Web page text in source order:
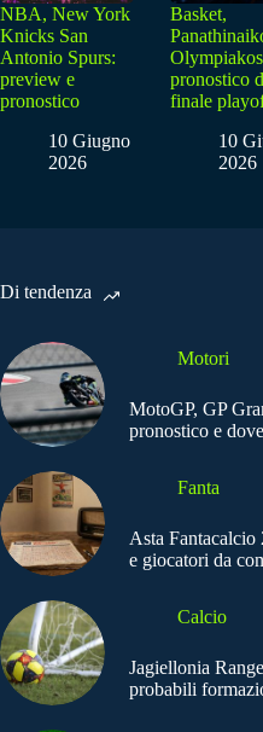
NBA, New York
Knicks San
Antonio Spurs:
preview e
pronostico
10 Giugno
2026
Basket,
pronostico
finale
10
2026
Di tendenza
Motori
MotoGP, GP
pronostico e
Fanta
Asta Fantacalcio
e giocatori da
Calcio
Jagiellonia
probabili